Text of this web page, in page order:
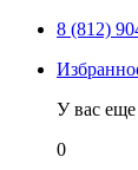
8 (812)
У вас еще
0